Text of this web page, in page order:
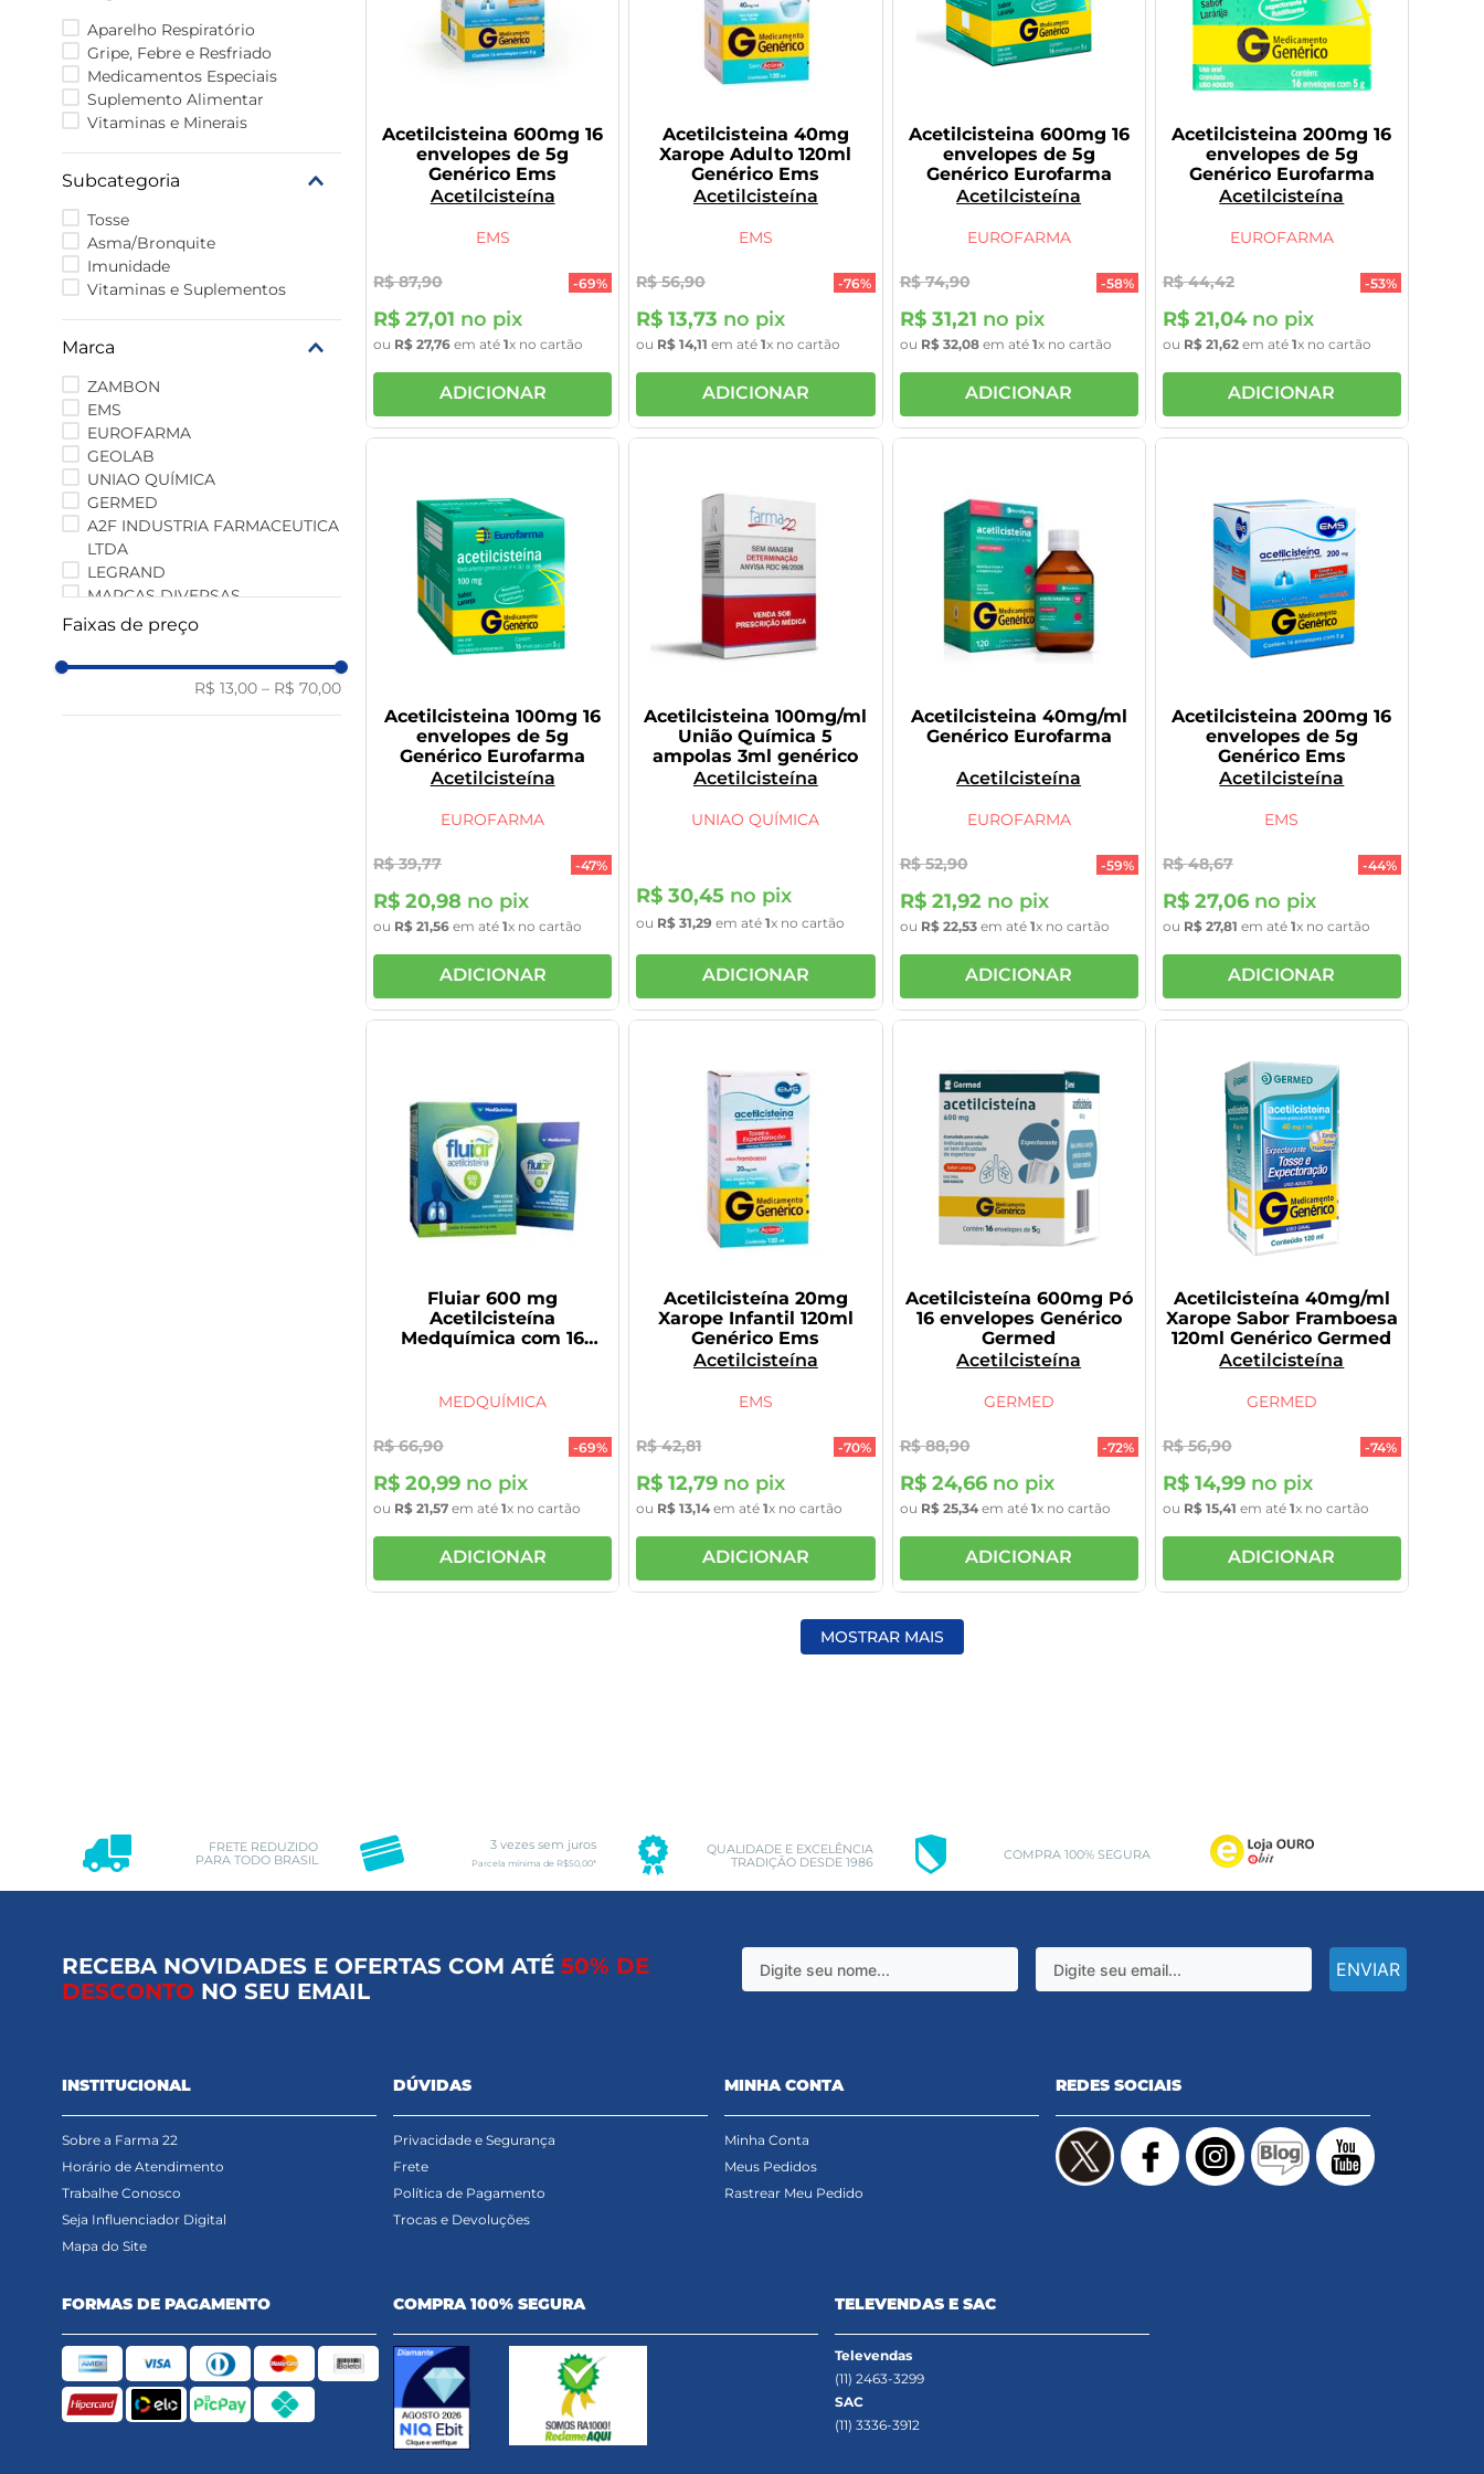
rivaroxabana 20mg
Aparelho Respiratório
Gripe, Febre e Resfriado
Medicamentos Especiais
Suplemento Alimentar
Vitaminas e Minerais
Subcategoria
Tosse
Asma/Bronquite
Imunidade
Vitaminas e Suplementos
Marca
ZAMBON
EMS
EUROFARMA
GEOLAB
UNIAO QUÍMICA
GERMED
A2F INDUSTRIA FARMACEUTICA
LTDA
LEGRAND
MARCAS DIVERSAS
MAXINUTRI
PRATI DONADUZZI
CIMED
MEDQUÍMICA
Faixas de preço
R$ 13,00 – R$ 70,00
Acetilcisteina 600mg 16
envelopes de 5g
Genérico Ems
Acetilcisteína
EMS
R$ 87,90 -69%
R$ 27,01 no pix
ou R$ 27,76 em até 1x no cartão
ADICIONAR
Acetilcisteina 40mg
Xarope Adulto 120ml
Genérico Ems
Acetilcisteína
EMS
R$ 56,90 -76%
R$ 13,73 no pix
ou R$ 14,11 em até1x no cartão
ADICIONAR
Acetilcisteina 600mg 16
envelopes de 5g
Genérico Eurofarma
Acetilcisteína
EUROFARMA
R$ 74,90 -58%
R$ 31,21 no pix
ou R$ 32,08em até 1x no cartão
ADICIONAR
Acetilcisteina 200mg 16
envelopes de 5g
Genérico Eurofarma
Acetilcisteína
EUROFARMA
R$ 44,42 -53%
R$ 21,04no pix
ou R$ 21,62em até 1x no cartão
ADICIONAR
Acetilcisteina 100mg 16
envelopes de 5g
Genérico Eurofarma
Acetilcisteína
EUROFARMA
R$ 39,77 -47%
R$ 20,98 no pix
ou R$ 21,56 em até 1x no cartão
ADICIONAR
Acetilcisteina 100mg/ml
União Química 5
ampolas 3ml genérico
Acetilcisteína
UNIAO QUÍMICA
R$ 30,45 no pix
ou R$ 31,29 em até1x no cartão
ADICIONAR
Acetilcisteina 40mg/ml
Genérico Eurofarma
Acetilcisteína
EUROFARMA
R$ 52,90 -59%
R$ 21,92 no pix
ou R$ 22,53em até 1x no cartão
ADICIONAR
Acetilcisteina 200mg 16
envelopes de 5g
Genérico Ems
Acetilcisteína
EMS
R$ 48,67 -44%
R$ 27,06no pix
ou R$ 27,81 em até 1x no cartão
ADICIONAR
Fluiar 600 mg
Acetilcisteína
Medquímica com 16
MEDQUÍMICA
R$ 66,90 -69%
R$ 20,99 no pix
ou R$ 21,57 em até 1x no cartão
ADICIONAR
Acetilcisteína 20mg
Xarope Infantil 120ml
Genérico Ems
Acetilcisteína
EMS
R$ 42,81 -70%
R$ 12,79 no pix
ou R$ 13,14 em até1x no cartão
ADICIONAR
Acetilcisteína 600mg Pó
16 envelopes Genérico
Germed
Acetilcisteína
GERMED
R$ 88,90 -72%
R$ 24,66no pix
ou R$ 25,34em até 1x no cartão
ADICIONAR
Acetilcisteína 40mg/ml
Xarope Sabor Framboesa
120ml Genérico Germed
Acetilcisteína
GERMED
R$ 56,90 -74%
R$ 14,99no pix
ou R$ 15,41 em até 1x no cartão
ADICIONAR
MOSTRAR MAIS
FRETE REDUZIDO
PARA TODO BRASIL
3 vezes sem juros
Parcela mínima de R$50,00*
QUALIDADE E EXCELÊNCIA
TRADIÇÃO DESDE 1986
COMPRA 100% SEGURA
RECEBA NOVIDADES E OFERTAS COM ATÉ 50% DE
DESCONTO NO SEU EMAIL
ENVIAR
INSTITUCIONAL
Sobre a Farma 22
Horário de Atendimento
Trabalhe Conosco
Seja Influenciador Digital
Mapa do Site
DÚVIDAS
Privacidade e Segurança
Frete
Política de Pagamento
Trocas e Devoluções
MINHA CONTA
Minha Conta
Meus Pedidos
Rastrear Meu Pedido
REDES SOCIAIS
FORMAS DE PAGAMENTO COMPRA 100% SEGURA TELEVENDAS E SAC
Televendas
(11) 2463-3299
SAC
(11) 3336-3912